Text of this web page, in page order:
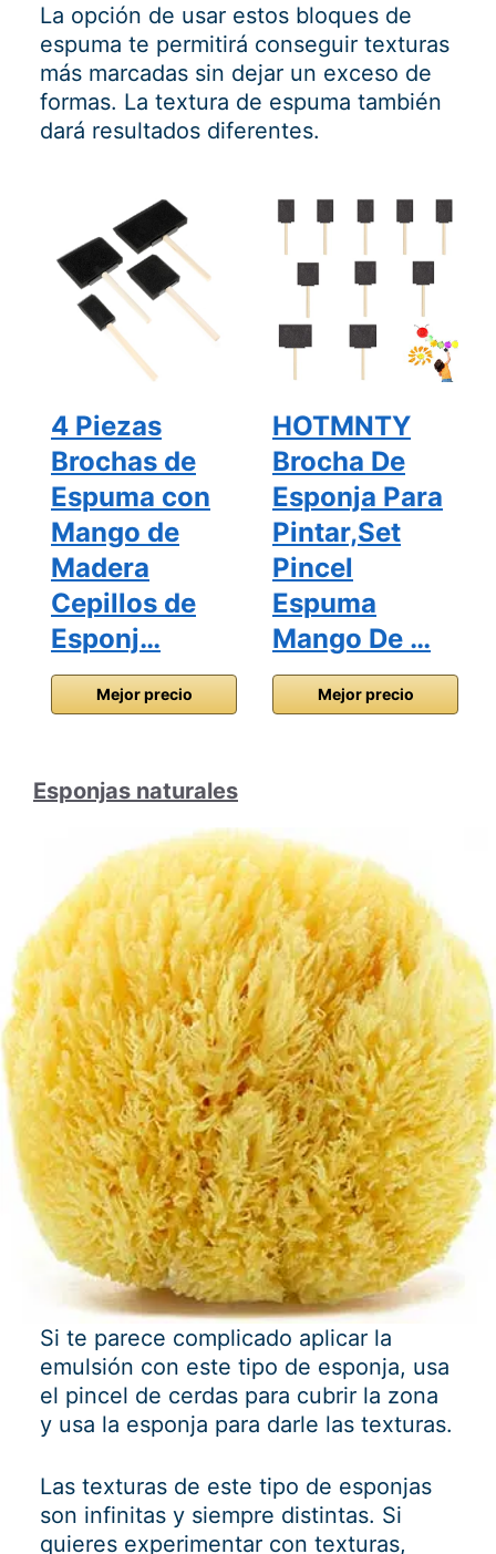
La opción de usar estos bloques de
espuma te permitirá conseguir texturas
más marcadas sin dejar un exceso de
formas. La textura de espuma también
dará resultados diferentes.
4 Piezas
Brochas de
Espuma con
Mango de
Madera
Cepillos de
Esponj…
Mejor precio
HOTMNTY
Brocha De
Esponja Para
Pintar,Set
Pincel
Espuma
Mango De …
Mejor precio
Esponjas naturales
Si te parece complicado aplicar la
emulsión con este tipo de esponja, usa
el pincel de cerdas para cubrir la zona
y usa la esponja para darle las texturas.
Las texturas de este tipo de esponjas
son infinitas y siempre distintas. Si
quieres experimentar con texturas,